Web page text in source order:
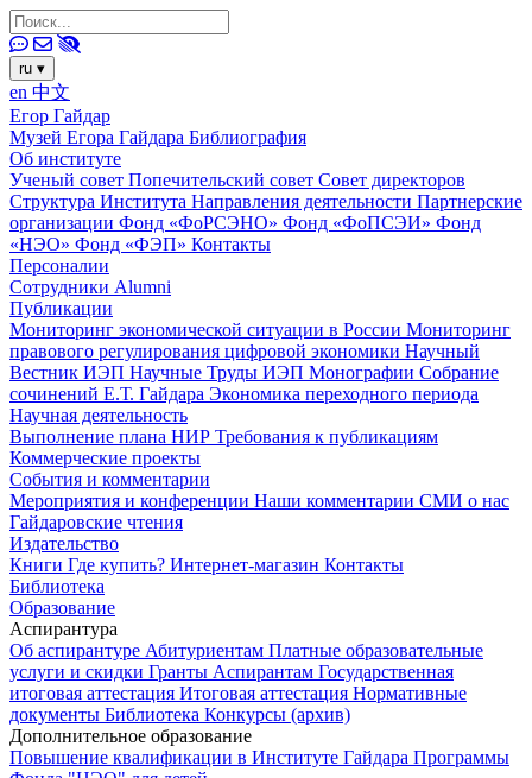
ru ▾
en 中文
Егор Гайдар
Музей Егора Гайдара Библиография
Об институте
Ученый совет Попечительский совет Совет директоров
Структура Института Направления деятельности Партнерские
организации Фонд «ФоРСЭНО» Фонд «ФоПСЭИ» Фонд
«НЭО» Фонд «ФЭП» Контакты
Персоналии
Сотрудники Alumni
Публикации
Мониторинг экономической ситуации в России Мониторинг
правового регулирования цифровой экономики Научный
Вестник ИЭП Научные Труды ИЭП Монографии Собрание
сочинений Е.Т. Гайдара Экономика переходного периода
Научная деятельность
Выполнение плана НИР Требования к публикациям
Коммерческие проекты
События и комментарии
Мероприятия и конференции Наши комментарии СМИ о нас
Гайдаровские чтения
Издательство
Книги Где купить? Интернет-магазин Контакты
Библиотека
Образование
Аспирантура
Об аспирантуре Абитуриентам Платные образовательные
услуги и скидки Гранты Аспирантам Государственная
итоговая аттестация Итоговая аттестация Нормативные
документы Библиотека Конкурсы (архив)
Дополнительное образование
Повышение квалификации в Институте Гайдара Программы